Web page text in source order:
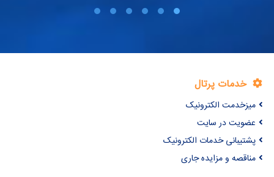
خدمات پرتال
میزخدمت الکترونیک
عضویت در سایت
پشتیبانی خدمات الکترونیک
مناقصه و مزایده جاری